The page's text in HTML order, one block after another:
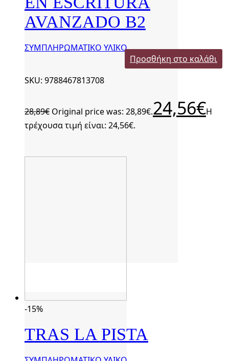
AVANZADO B2
ΣΥΜΠΛΗΡΩΜΑΤΙΚΟ ΥΛΙΚΟ
Προσθήκη στο καλάθι
SKU: 9788467813708
28,89€ Original price was: 28,89€.24,56€Η
τρέχουσα τιμή είναι: 24,56€.
-15%
TRAS LA PISTA